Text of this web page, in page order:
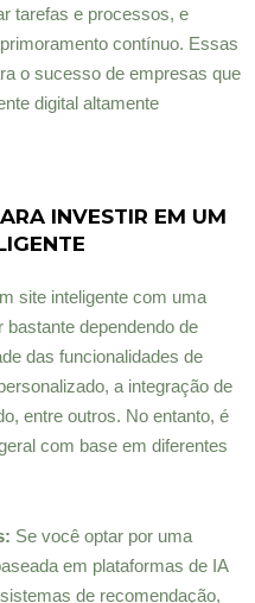
tarefas e processos, e
contínuo. Essas
o sucesso de empresas que
digital altamente
INVESTIR EM UM
site inteligente com uma
dependendo de
das funcionalidades de
a integração de
entre outros. No entanto, é
com base em diferentes
Se você optar por uma
em plataformas de IA
de recomendação,